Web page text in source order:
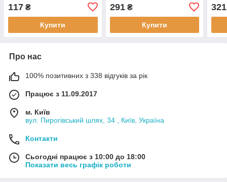
D/TD/1.9 D/TD, оригінальні
номери: 7701462814,
117 ₴
Купити
оригінальні номери:
4733349; 7701462679;
291₴
Купити
321
Про нас
100% позитивних з 338 відгуків за рік
Працює з 11.09.2017
м. Київ
вул. Пирогівський шлях, 34 , Київ, Україна
Контакти
Сьогодні працює з 10:00 до 18:00
Показати весь графік роботи